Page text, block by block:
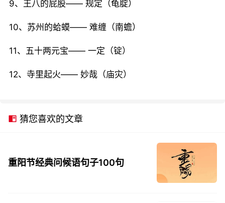
9、王八的屁股—— 规定（龟腚）
10、苏州的蛤蟆—— 难缠（南蟾）
11、五十两元宝—— 一定（锭）
12、寺里起火—— 妙哉（庙灾）
猜您喜欢的文章
重阳节经典问候语句子100句